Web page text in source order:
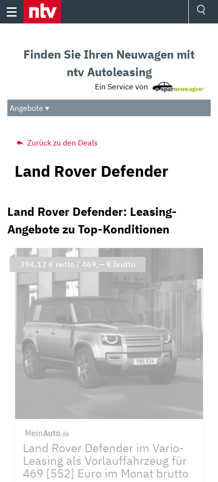
Skip
Audio
Das Beste
Finden Sie Ihren Neuwagen mit
ntv Autoleasing
Ein Service von
Angebote ▾
Zurück zu den Deals
Land Rover Defender
Land Rover Defender: Leasing-
Angebote zu Top-Konditionen
Land Rover Defender im Vario-
Leasing als Vorlauffahrzeug für
469 [552] Euro im Monat brutto
394,12 € netto / 469,-- € brutto